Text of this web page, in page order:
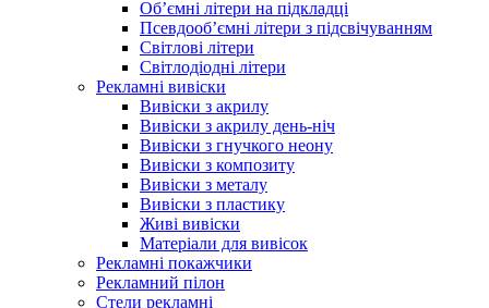
Об’ємні літери на підкладці
Псевдооб’ємні літери з підсвічуванням
Світлові літери
Світлодіодні літери
Рекламні вивіски
Вивіски з акрилу
Вивіски з акрилу день-ніч
Вивіски з гнучкого неону
Вивіски з композиту
Вивіски з металу
Вивіски з пластику
Живі вивіски
Матеріали для вивісок
Рекламні покажчики
Рекламний пілон
Стели рекламні